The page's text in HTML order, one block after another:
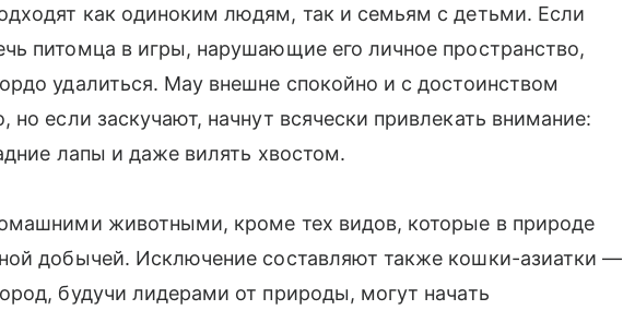
как одиноким людям, так и семьям с детьми. Если
питомца в игры, нарушающие его личное пространство,
удалиться. Мау внешне спокойно и с достоинством
но если заскучают, начнут всячески привлекать внимание:
лапы и даже вилять хвостом.
животными, кроме тех видов, которые в природе
добычей. Исключение составляют также кошки-азиатки —
будучи лидерами от природы, могут начать